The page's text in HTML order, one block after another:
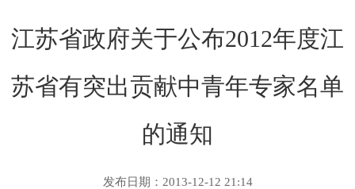
江苏省政府关于公布2012年度江
苏省有突出贡献中青年专家名单
的通知
发布日期：2013-12-12 21:14